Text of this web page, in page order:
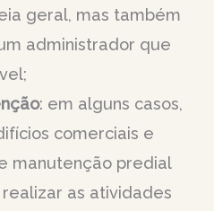
geral, mas também
administrador que
: em alguns casos,
comerciais e
manutenção predial
as atividades